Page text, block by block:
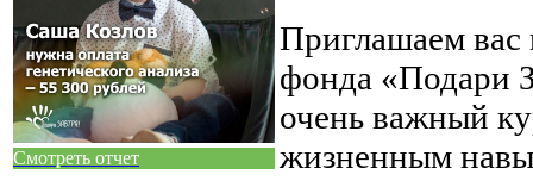
Смотреть отчет
Приглашаем
фонда «Подари
очень важный
жизненным